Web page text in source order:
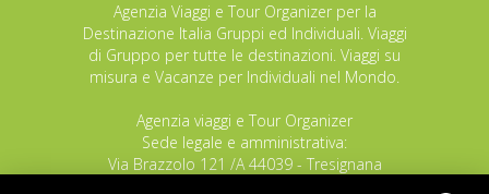
Agenzia Viaggi e Tour Organizer per la
Destinazione Italia Gruppi ed Individuali. Viaggi
di Gruppo per tutte le destinazioni. Viaggi su
misura e Vacanze per Individuali nel Mondo.
Agenzia viaggi e Tour Organizer
Sede legale e amministrativa:
Via Brazzolo 121 /A 44039 - Tresignana